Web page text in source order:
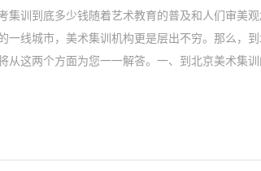
训到底多少钱随着艺术教育的普及和人们审美
一线城市，美术集训机构更是层出不穷。那么，
从这两个方面为您一一解答。一、到北京美术集